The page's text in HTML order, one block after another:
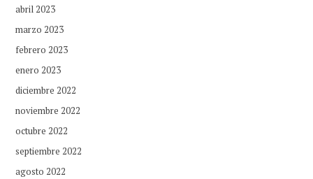
abril 2023
marzo 2023
febrero 2023
enero 2023
diciembre 2022
noviembre 2022
octubre 2022
septiembre 2022
agosto 2022